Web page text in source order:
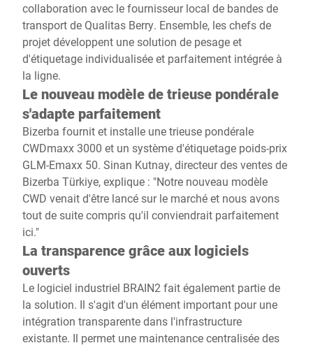
collaboration avec le fournisseur local de bandes de
transport de Qualitas Berry. Ensemble, les chefs de
projet développent une solution de pesage et
d'étiquetage individualisée et parfaitement intégrée à
la ligne.
Le nouveau modèle de trieuse pondérale
s'adapte parfaitement
Bizerba fournit et installe une trieuse pondérale
CWDmaxx 3000 et un système d'étiquetage poids-prix
GLM-Emaxx 50. Sinan Kutnay, directeur des ventes de
Bizerba Türkiye, explique : "Notre nouveau modèle
CWD venait d'être lancé sur le marché et nous avons
tout de suite compris qu'il conviendrait parfaitement
ici."
La transparence grâce aux logiciels
ouverts
Le logiciel industriel BRAIN2 fait également partie de
la solution. Il s'agit d'un élément important pour une
intégration transparente dans l'infrastructure
existante. Il permet une maintenance centralisée des